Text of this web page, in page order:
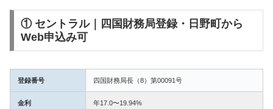
① セントラル｜四国財務局登録・日野町から
Web申込み可
登録番号 四国財務局長（8）第00091号
金利 年17.0〜19.94%